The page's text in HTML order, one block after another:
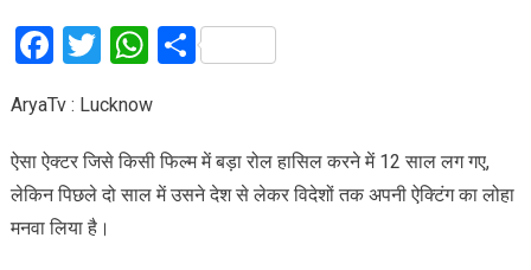
Facebook
Twitter
WhatsApp
Share
AryaTv : Lucknow
ऐसा ऐक्टर जिसे किसी फिल्म में बड़ा रोल हासिल करने में 12 साल लग गए,
लेकिन पिछले दो साल में उसने देश से लेकर विदेशों तक अपनी ऐक्टिंग का लोहा
मनवा लिया है।